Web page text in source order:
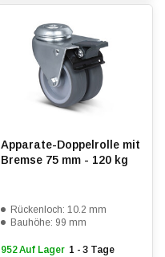
Apparate-Doppelrolle mit
Bremse 75 mm - 120 kg
Rückenloch: 10.2 mm
Bauhöhe: 99 mm
952 Auf Lager 1 - 3 Tage